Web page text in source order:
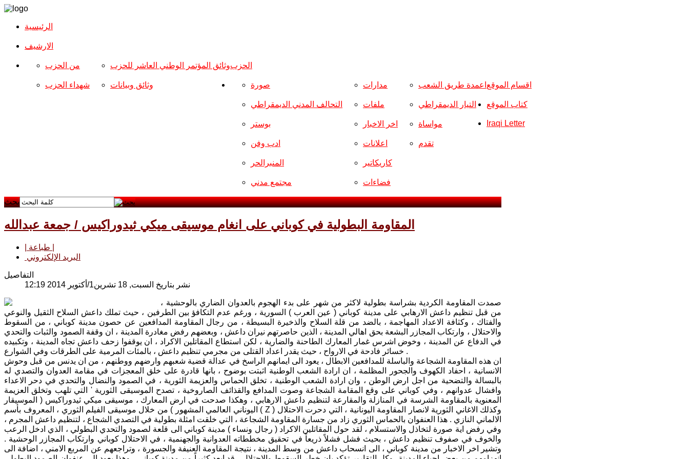
الرئيسية
الارشیف
الحزب من الحزب
شهداء الحزب
وثائق المؤتمر الوطني العاشر للحزب
وثائق وبيانات اقسام الموقع صورة
التحالف المدني الديمقراطي
بوستر
ادب وفن
المنبرالحر
مجتمع مدني
مدارات
ملفات
اخر الاخبار
اعلانات
كاريكاتير
فضاءات
اعمدة طريق الشعب
التيار الديمقراطي
مواساة
تقدم
كتاب الموقع
Iraqi Letter
بحث
المقاومة البطولية في كوباني على انغام موسيقى ميكي ثيدوراكيس / جمعة عبدالله
البريد الإلكتروني
التفاصيل
نشر بتاريخ السبت, 18 تشرين1/أكتوير 2014 12:19
صمدت المقاومة الكردية بشراسة بطولية لاكثر من شهر على بدء الهجوم بالعدوان الضاري بالوحشية ،
من قبل تنظيم داعش الارهابي على مدينة كوباني ( عين العرب ) السورية ، ورغم عدم التكافؤ بين الطرفين ، حيث تملك داعش السلاح الثقيل والنوعي
والفتاك ، وكثافة الاعداد المهاجمة ، بالضد من قلة السلاح والذخيرة البسيطة ، من رجال المقاومة المدافعين عن حصون مدينة كوباني ، من السقوط
والاحتلال ، وارتكاب المجازر البشعة بحق اهالي المدينة ، الذين حاصرتهم نيران داعش ، وبعضهم رفض مغادرة المدينة ، ان وقفة الصمود والثبات والتحدي
في الدفاع عن المدينة ، وخوض اشرس غمار المعارك الطاحنة والضارية ، لكن استطاع المقاتلين الاكراد ، ان يوقفوا زحف داعش تجاه المدينة ، وتكبيده
خسائر فادحة في الارواح ، حيث يقدر اعداد القتلى من مجرمي تنظيم داعش ، بالمئات المرمية على الطرقات وفي الشوارع .
ان هذه المقاومة الشجاعة والباسلة للمدافعين الابطال ، يعود الى ايمانهم الراسخ في عدالة قضية شعبهم وارضهم ووطنهم ، من ان يدنس من قبل وحوش
الانسانية ، احفاد الكهوف والجحور المظلمة ، ان ارادة الشعب الوطنية اثبتت بوضوح ، بانها قادرة على خلق المعجزات في مقامة العدوان والتصدي له
بالبسالة والتضحية من اجل ارض الوطن ، وان ارادة الشعب الوطنية ، تخلق الحماس والعزيمة الثورية ، في الصمود والنضال والتحدي في دحر الاعداء
وافشال عدوانهم ، وفي كوباني على وقع المقامة الشجاعة وصوت المدافع والقذائف الصاروخية ، تصدح الموسيقى الثورية ' التي تلهب وتخلق العزيمة
المعنوية بالمقاومة الشرسة في المنازلة والمقارعة لتنظيم داعش الارهابي ، وهكذا صدحت في ارض المعارك ، موسيقى ميكي ثيدوراكيس ( الموسيقار
اليوناني العالمي المشهور ) من خلال موسيقى الفيلم الثوري ، المعروف بأسم ( Z ) وكذلك الاغاني الثورية لانصار المقاومة اليونانية ، التي دحرت الاحتلال
الالماني النازي . هذا العنفوان بالحماس الثوري زاد من جسارة المقاومة الشجاعة ، التي خلقت امثلة بطولية في التصدي الشجاع ، لتنظيم داعش المجرم ،
وفي رفض اية صورة لتخاذل والاستسلام ، لقد حول المقاتلين الاكراد ( رجال ونساء ) مدينة كوباني الى قلعة لصمود والتحدي البطولي ، الذي ادخل الرعب
والخوف في صفوف تنظيم داعش ، بحيث فشل فشلاً ذريعاً في تحقيق مخططاته العدوانية والجهنمية ، في الاحتلال كوباني وارتكاب المجازر الوحشية .
وتشير اخر الاخبار من مدينة كوباني ، الى انسحاب داعش من وسط المدينة ، نتيجة المقاومة العنيفة والجسورة ، وتراجعهم عن المربع الامني ، اضافة الى